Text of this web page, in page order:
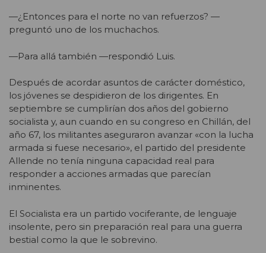
—¿Entonces para el norte no van refuerzos? —
preguntó uno de los muchachos.
—Para allá también —respondió Luis.
Después de acordar asuntos de carácter doméstico,
los jóvenes se despidieron de los dirigentes. En
septiembre se cumplirían dos años del gobierno
socialista y, aun cuando en su congreso en Chillán, del
año 67, los militantes aseguraron avanzar «con la lucha
armada si fuese necesario», el partido del presidente
Allende no tenía ninguna capacidad real para
responder a acciones armadas que parecían
inminentes.
El Socialista era un partido vociferante, de lenguaje
insolente, pero sin preparación real para una guerra
bestial como la que le sobrevino.